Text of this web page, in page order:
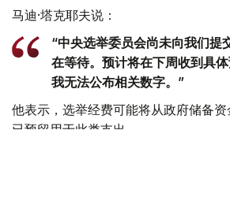
马迪·塔克耶夫说：
“中央选举委员会尚未向我们提
在等待。预计将在下周收到具
我无法公布相关数字。”
他表示，选举经费可能将从政府储备
已预留用于此类支出。